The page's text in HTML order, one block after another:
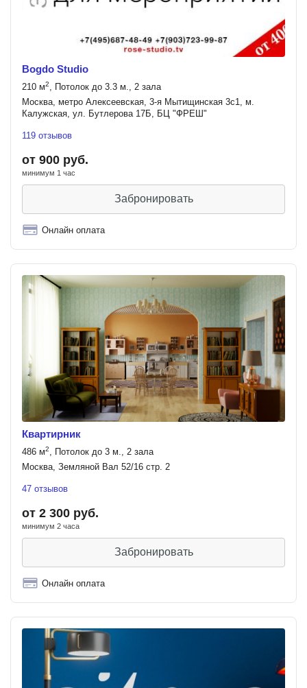
Bogdo Studio
210 м2, Потолок до 3.3 м., 2 зала
Москва, метро Алексеевская, 3-я Мытищинская 3с1, м.
Калужская, ул. Бутлерова 17Б, БЦ "ФРЕШ"
119 отзывов
от 900 руб.
минимум 1 час
Забронировать
Онлайн оплата
Квартирник
486 м2, Потолок до 3 м., 2 зала
Москва, Земляной Вал 52/16 стр. 2
47 отзывов
от 2 300 руб.
минимум 2 часа
Забронировать
Онлайн оплата